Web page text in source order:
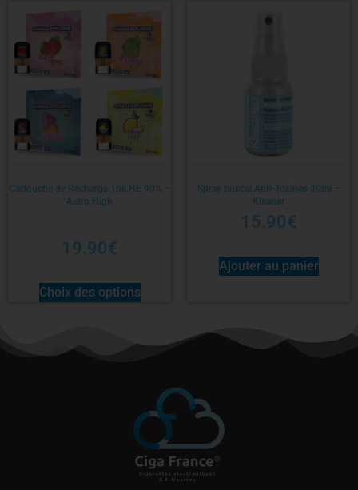
Cartouche de Recharge 1ml HE 90% –
Astro High
19.90€
Choix des options
Spray buccal Anti-Toxines 30ml –
Kleaner
15.90€
Ajouter au panier